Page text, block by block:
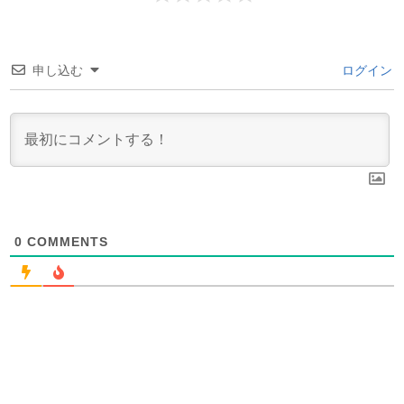
申し込む ログイン
0 COMMENTS